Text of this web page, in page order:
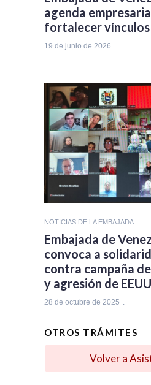
agenda
fortalecer
19 de junio de 2026
NOTICIAS DE LA EMBAJADA
Embajada de
convoca a
contra campaña
y agresión de EEUU
28 de octubre de 2025
OTROS TRÁMITES
Volver a